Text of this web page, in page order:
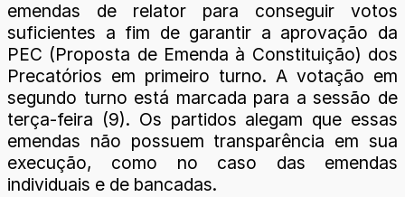
emendas de relator para conseguir votos
suficientes a fim de garantir a aprovação da
PEC (Proposta de Emenda à Constituição) dos
Precatórios em primeiro turno. A votação em
segundo turno está marcada para a sessão de
terça-feira (9). Os partidos alegam que essas
emendas não possuem transparência em sua
execução, como no caso das emendas
individuais e de bancadas.